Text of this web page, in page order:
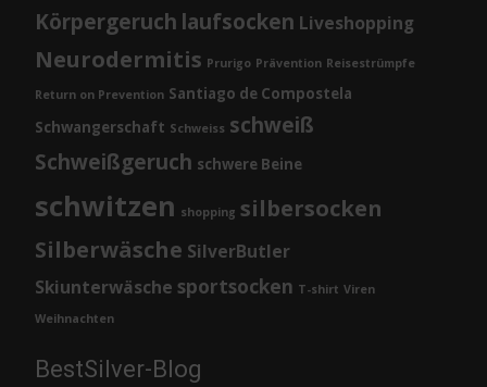
Körpergeruch laufsocken Liveshopping
Neurodermitis Prurigo Prävention Reisestrümpfe
Return on Prevention Santiago de Compostela
Schwangerschaft Schweiss schweiß
Schweißgeruch schwere Beine
schwitzen shopping silbersocken
Silberwäsche SilverButler
Skiunterwäsche sportsocken T-shirt Viren
Weihnachten
BestSilver-Blog